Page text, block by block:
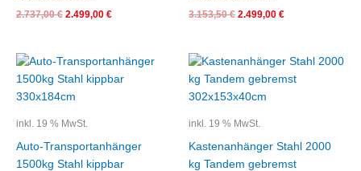
2.737,00€ 2.499,00 € 3.153,50€ 2.499,00 €
inkl. 19 % MwSt.
Auto-Transportanhänger
1500kg Stahl kippbar
inkl. 19 % MwSt.
Kastenanhänger Stahl 2000
kg Tandem gebremst